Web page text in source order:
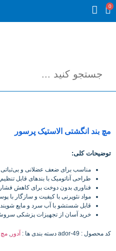
0
مچ بند انگشتی الاستیک پرسور
توضیحات کلی:
مناسب برای ضعف عضلانی و
طراحی آناتومیک با بندهای قابل تنظیم.
فناوری بدون دوخت برای کاهش
مواد نئوپرنی با کیفیت و سازگار با
قابل شستشو با آب سرد و مایع
خرید آسان از تجهیزات پزشکی
کد محصول : ador-49 دسته بندی ها : آدور مچ